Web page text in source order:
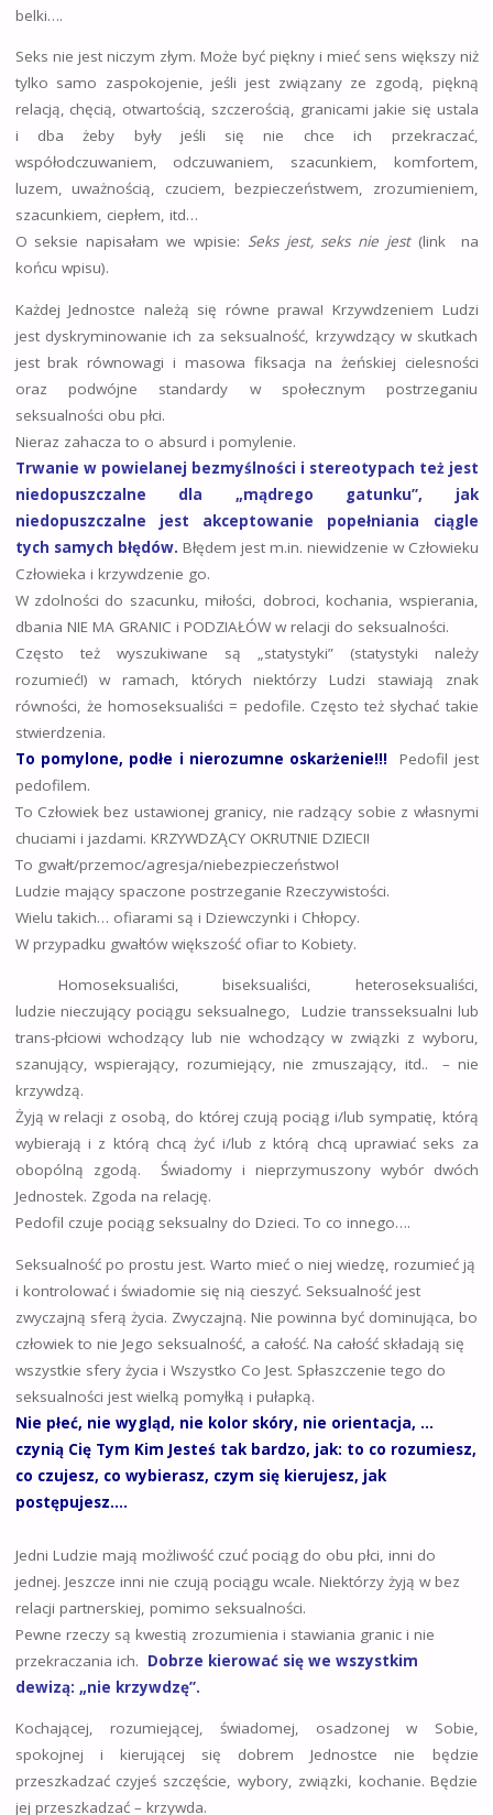
belki….
Seks nie jest niczym złym. Może być piękny i mieć sens większy niż
tylko samo zaspokojenie, jeśli jest związany ze zgodą, piękną
relacją, chęcią, otwartością, szczerością, granicami jakie się ustala
i dba żeby były jeśli się nie chce ich przekraczać,
współodczuwaniem, odczuwaniem, szacunkiem, komfortem,
luzem, uważnością, czuciem, bezpieczeństwem, zrozumieniem,
szacunkiem, ciepłem, itd…
O seksie napisałam we wpisie: Seks jest, seks nie jest(link na
końcu wpisu).
Każdej Jednostce należą się równe prawa! Krzywdzeniem Ludzi
jest dyskryminowanie ich za seksualność, krzywdzący w skutkach
jest brak równowagi i masowa fiksacja na żeńskiej cielesności
oraz podwójne standardy w społecznym postrzeganiu
seksualności obu płci.
Nieraz zahacza to o absurd i pomylenie.
Trwanie w powielanej bezmyślności i stereotypach też jest
niedopuszczalne dla „mądrego gatunku”, jak
niedopuszczalne jest akceptowanie popełniania ciągle
tych samych błędów. Błędem jest m.in. niewidzenie w Człowieku
Człowieka i krzywdzenie go.
W zdolności do szacunku, miłości, dobroci, kochania, wspierania,
dbania NIE MA GRANIC i PODZIAŁÓW w relacji do seksualności.
Często też wyszukiwane są „statystyki” (statystyki należy
rozumieć!) w ramach, których niektórzy Ludzi stawiają znak
równości, że homoseksualiści = pedofile. Często też słychać takie
stwierdzenia.
To pomylone, podłe i nierozumne oskarżenie!!! Pedofil jest
pedofilem.
To Człowiek bez ustawionej granicy, nie radzący sobie z własnymi
chuciami i jazdami. KRZYWDZĄCY OKRUTNIE DZIECI!
To gwałt/przemoc/agresja/niebezpieczeństwo!
Ludzie mający spaczone postrzeganie Rzeczywistości.
Wielu takich… ofiarami są i Dziewczynki i Chłopcy.
W przypadku gwałtów większość ofiar to Kobiety.
Homoseksualiści, biseksualiści, heteroseksualiści,
ludzie nieczujący pociągu seksualnego, Ludzie transseksualni lub
trans-płciowi wchodzący lub nie wchodzący w związki z wyboru,
szanujący, wspierający, rozumiejący, nie zmuszający, itd.. – nie
krzywdzą.
Żyją w relacji z osobą, do której czują pociąg i/lub sympatię, którą
wybierają i z którą chcą żyć i/lub z którą chcą uprawiać seks za
obopólną zgodą. Świadomy i nieprzymuszony wybór dwóch
Jednostek. Zgoda na relację.
Pedofil czuje pociąg seksualny do Dzieci. To co innego….
Seksualność po prostu jest. Warto mieć o niej wiedzę, rozumieć ją
i kontrolować i świadomie się nią cieszyć. Seksualność jest
zwyczajną sferą życia. Zwyczajną. Nie powinna być dominująca, bo
człowiek to nie Jego seksualność, a całość. Na całość składają się
wszystkie sfery życia i Wszystko Co Jest. Spłaszczenie tego do
seksualności jest wielką pomyłką i pułapką.
Nie płeć, nie wygląd, nie kolor skóry, nie orientacja, …
czynią Cię Tym Kim Jesteś tak bardzo, jak: to co rozumiesz,
co czujesz, co wybierasz, czym się kierujesz, jak
postępujesz….
Jedni Ludzie mają możliwość czuć pociąg do obu płci, inni do
jednej. Jeszcze inni nie czują pociągu wcale. Niektórzy żyją w bez
relacji partnerskiej, pomimo seksualności.
Pewne rzeczy są kwestią zrozumienia i stawiania granic i nie
przekraczania ich. Dobrze kierować się we wszystkim
dewizą: „nie krzywdzę”.
Kochającej, rozumiejącej, świadomej, osadzonej w Sobie,
spokojnej i kierującej się dobrem Jednostce nie będzie
przeszkadzać czyjeś szczęście, wybory, związki, kochanie. Będzie
jej przeszkadzać – krzywda.